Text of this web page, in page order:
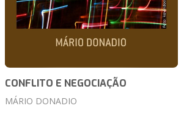
CONFLITO E NEGOCIAÇÃO
MÁRIO DONADIO